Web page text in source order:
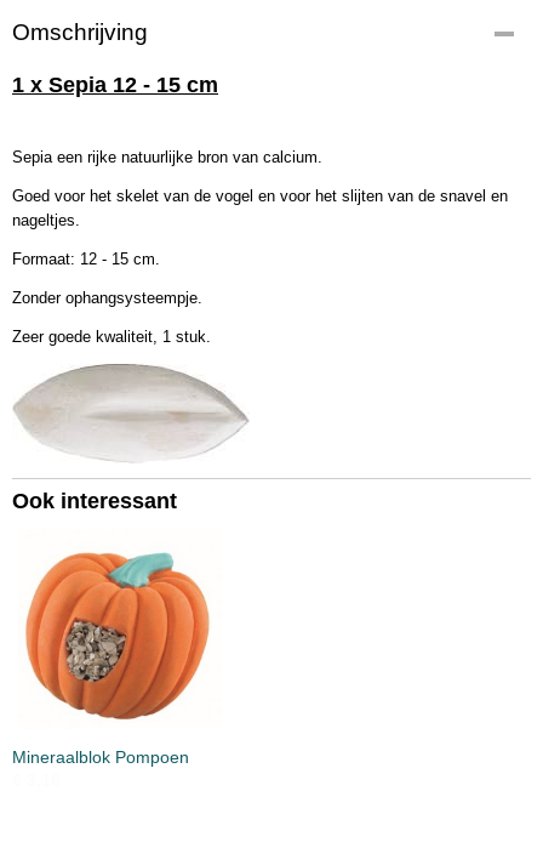
Omschrijving
1 x Sepia 12 - 15 cm
Sepia een rijke natuurlijke bron van calcium.
Goed voor het skelet van de vogel en voor het slijten van de snavel en
nageltjes.
Formaat: 12 - 15 cm.
Zonder ophangsysteempje.
Zeer goede kwaliteit, 1 stuk.
Ook interessant
Mineraalblok Pompoen